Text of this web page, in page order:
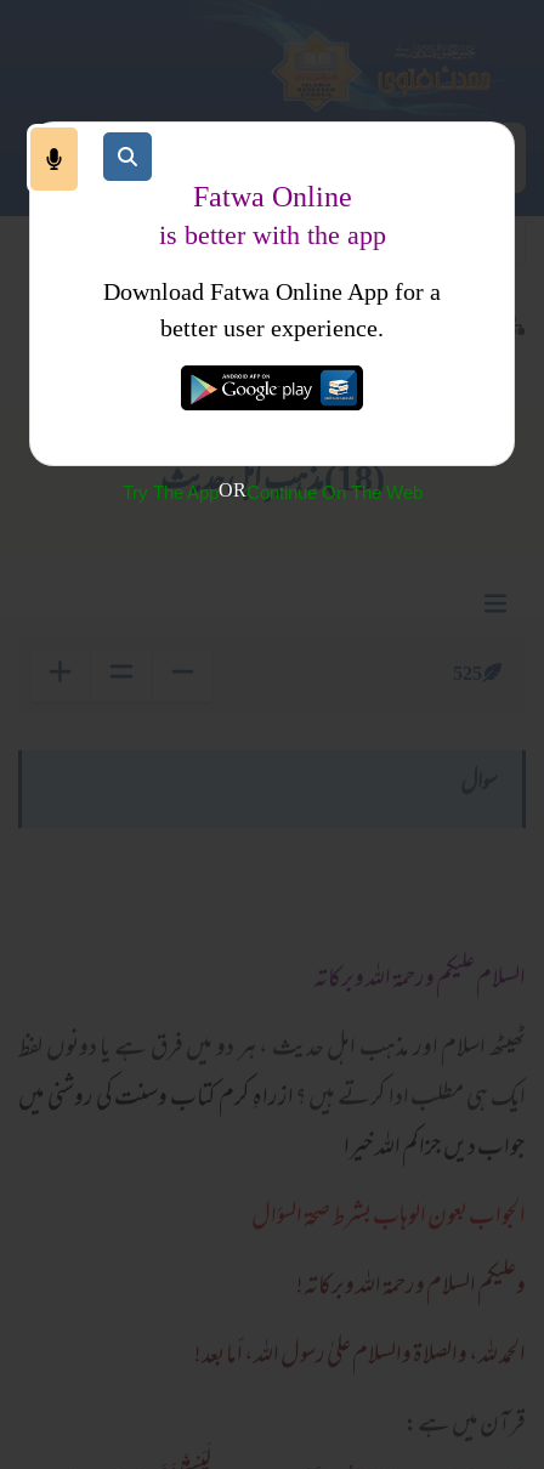
تقابل ادیان ومسالک
تقابل مسالک
کتب فتاوی
فتاوی ابن باز جلد 1
(18) مذہب ِ اہل حدیث
السلام عليكم ورحمة الله وبركاته
ٹھیٹھ اسلام اور مذہب اہل حدیث ، ہر دو میں فرق ہے یا دونوں لفظ
ایک ہی مطلب ادا کرتے ہیں ؟ازراہِ کرم کتاب وسنت کی روشنی میں
جواب دیں جزاكم الله خيرا
الجواب بعون الوهاب بشرط صحة السؤال
وعلیکم السلام ورحمة اللہ وبرکاته!
الحمد لله، والصلاة والسلام علىٰ رسول الله، أما بعد!
قرآن میں ہے:
Fatwa Online
is better with the app
Download Fatwa Online App for a
better user experience.
Try The AppORContinue On The Web